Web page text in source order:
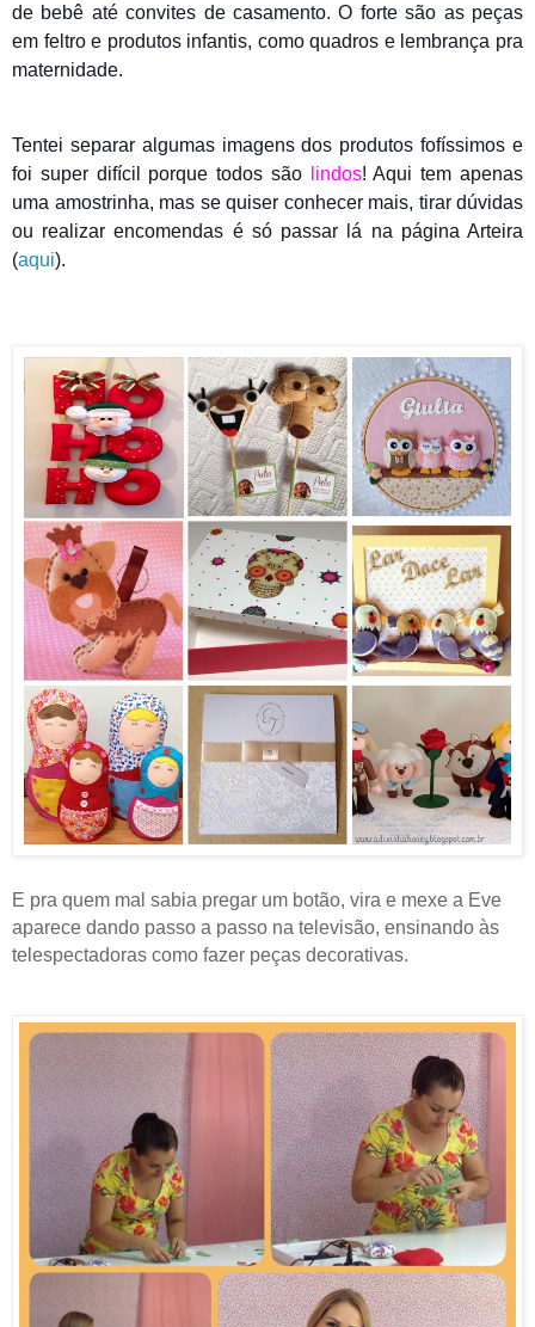
de bebê até convites de casamento. O forte são as peças
em feltro e produtos infantis, como quadros e lembrança pra
maternidade.
Tentei separar algumas imagens dos produtos fofíssimos e
foi super difícil porque todos são
lindos! Aqui tem apenas
uma amostrinha, mas se quiser conhecer mais, tirar dúvidas
ou realizar encomendas é só passar lá na página Arteira
(aqui).
E pra quem mal sabia pregar um botão, vira e mexe a Eve
aparece dando passo a passo na televisão, ensinando às
telespectadoras como fazer peças decorativas.